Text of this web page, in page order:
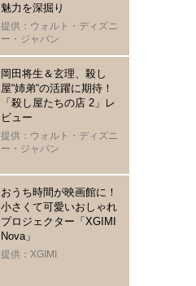
魅力を深掘り
提供：ウォルト・ディズニ
ー・ジャパン
岡田将生＆玄理、殺し
屋“姉弟“の活躍に期待！
「殺し屋たちの店 2」レ
ビュー
提供：ウォルト・ディズニ
ー・ジャパン
おうち時間が映画館に！
小さくて可愛いおしゃれ
プロジェクター「XGIMI
Nova」
提供：XGIMI